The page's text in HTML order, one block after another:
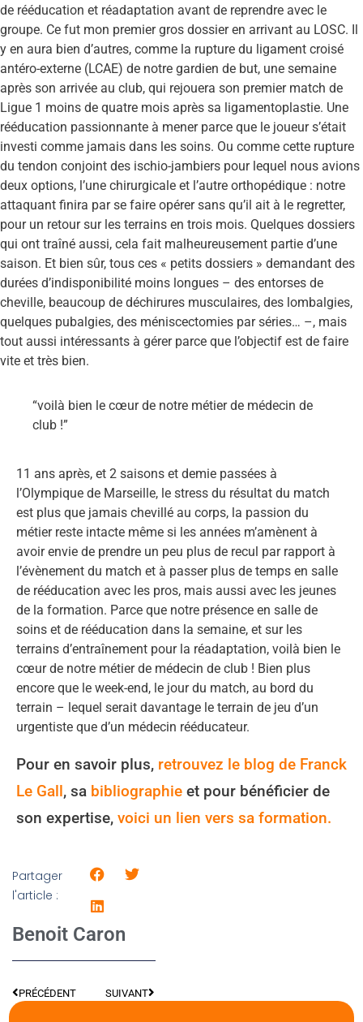
de rééducation et réadaptation avant de reprendre avec le
groupe. Ce fut mon premier gros dossier en arrivant au LOSC. Il
y en aura bien d’autres, comme la rupture du ligament croisé
antéro-externe (LCAE) de notre gardien de but, une semaine
après son arrivée au club, qui rejouera son premier match de
Ligue 1 moins de quatre mois après sa ligamentoplastie. Une
rééducation passionnante à mener parce que le joueur s’était
investi comme jamais dans les soins. Ou comme cette rupture
du tendon conjoint des ischio-jambiers pour lequel nous avions
deux options, l’une chirurgicale et l’autre orthopédique : notre
attaquant finira par se faire opérer sans qu’il ait à le regretter,
pour un retour sur les terrains en trois mois. Quelques dossiers
qui ont traîné aussi, cela fait malheureusement partie d’une
saison. Et bien sûr, tous ces « petits dossiers » demandant des
durées d’indisponibilité moins longues – des entorses de
cheville, beaucoup de déchirures musculaires, des lombalgies,
quelques pubalgies, des méniscectomies par séries… –, mais
tout aussi intéressants à gérer parce que l’objectif est de faire
vite et très bien.
“voilà bien le cœur de notre métier de médecin de
club !”
11 ans après, et 2 saisons et demie passées à
l’Olympique de Marseille, le stress du résultat du match
est plus que jamais chevillé au corps, la passion du
métier reste intacte même si les années m’amènent à
avoir envie de prendre un peu plus de recul par rapport à
l’évènement du match et à passer plus de temps en salle
de rééducation avec les pros, mais aussi avec les jeunes
de la formation. Parce que notre présence en salle de
soins et de rééducation dans la semaine, et sur les
terrains d’entraînement pour la réadaptation, voilà bien le
cœur de notre métier de médecin de club ! Bien plus
encore que le week-end, le jour du match, au bord du
terrain – lequel serait davantage le terrain de jeu d’un
urgentiste que d’un médecin rééducateur.
Pour en savoir plus, retrouvez le blog de Franck
Le Gall , sa bibliographie et pour bénéficier de
son expertise, voici un lien vers sa formation.
Partager
l'article :
Benoit Caron
PRÉCÉDENT SUIVANT